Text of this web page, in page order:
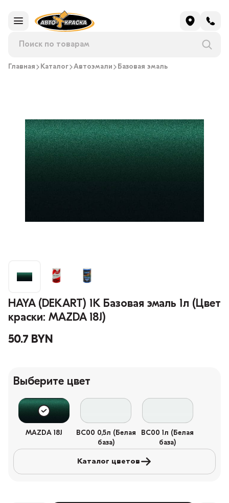
Главная Каталог Автоэмали Базовая эмаль
HAYA (DEKART) 1К Базовая эмаль 1л (Цвет
краски: MAZDA 18J)
50.7 BYN
Выберите цвет
MAZDA 18J
BC00 0,5л (Белая
база)
BC00 1л (Белая
база)
Каталог цветов